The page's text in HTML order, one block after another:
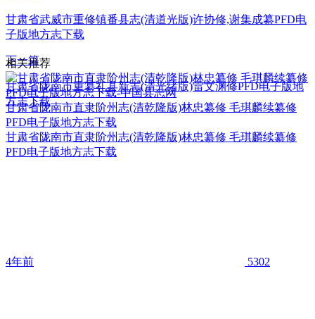
甘肃省武威市重修镇番县志(清道光版)许协修,谢集成纂PFD电
子版地方志下载
下一篇
甘肃省陇南市重纂礼县新志(清光绪版)雷文渊修PFD电子版地
方志下载
相关推荐
甘肃省陇南市直隶阶州志(清乾隆版)林忠纂修 毛琪麟续纂修
PFD电子版地方志下载
甘肃省陇南市直隶阶州志(清乾隆版)林忠纂修 毛琪麟续纂修
PFD电子版地方志下载
4年前 5302